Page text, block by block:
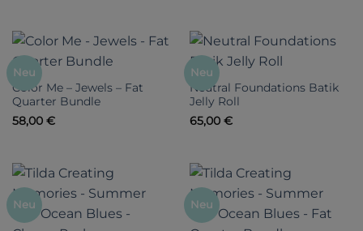
Neu
Color Me – Jewels – Fat
Quarter Bundle
58,00 €
Neu
Neutral Foundations Batik
Jelly Roll
65,00 €
Neu Neu